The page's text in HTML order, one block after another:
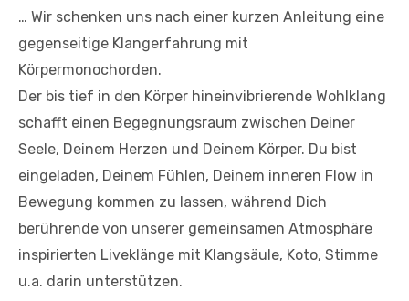
… Wir schenken uns nach einer kurzen Anleitung eine
gegenseitige Klangerfahrung mit
Körpermonochorden.
Der bis tief in den Körper hineinvibrierende Wohlklang
schafft einen Begegnungsraum zwischen Deiner
Seele, Deinem Herzen und Deinem Körper. Du bist
eingeladen, Deinem Fühlen, Deinem inneren Flow in
Bewegung kommen zu lassen, während Dich
berührende von unserer gemeinsamen Atmosphäre
inspirierten Liveklänge mit Klangsäule, Koto, Stimme
u.a. darin unterstützen.